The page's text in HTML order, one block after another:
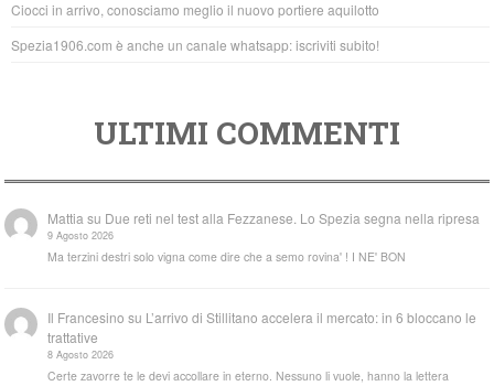
Ciocci in arrivo, conosciamo meglio il nuovo portiere aquilotto
Spezia1906.com è anche un canale whatsapp: iscriviti subito!
ULTIMI COMMENTI
Mattia su Due reti nel test alla Fezzanese. Lo Spezia segna nella ripresa
9 Agosto 2026
Ma terzini destri solo vigna come dire che a semo rovina' ! I NE' BON
Il Francesino su L’arrivo di Stillitano accelera il mercato: in 6 bloccano le
trattative
8 Agosto 2026
Certe zavorre te le devi accollare in eterno. Nessuno li vuole, hanno la lettera